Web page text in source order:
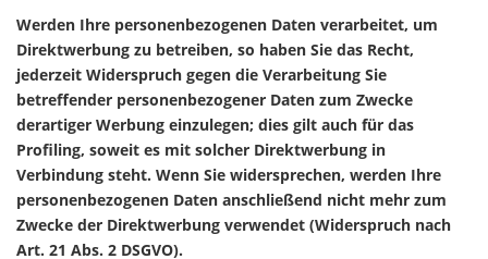
Werden Ihre personenbezogenen Daten verarbeitet, um
Direktwerbung zu betreiben, so haben Sie das Recht,
jederzeit Widerspruch gegen die Verarbeitung Sie
betreffender personenbezogener Daten zum Zwecke
derartiger Werbung einzulegen; dies gilt auch für das
Profiling, soweit es mit solcher Direktwerbung in
Verbindung steht. Wenn Sie widersprechen, werden Ihre
personenbezogenen Daten anschließend nicht mehr zum
Zwecke der Direktwerbung verwendet (Widerspruch nach
Art. 21 Abs. 2 DSGVO).